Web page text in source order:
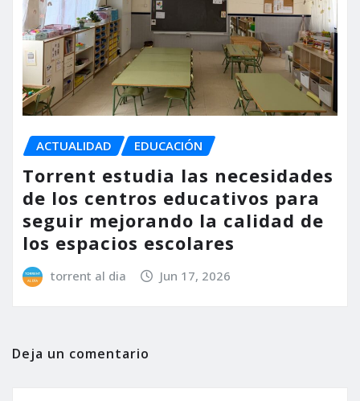
ACTUALIDAD EDUCACIÓN
Torrent estudia las necesidades
de los centros educativos para
seguir mejorando la calidad de
los espacios escolares
torrent al dia Jun 17, 2026
Deja un comentario